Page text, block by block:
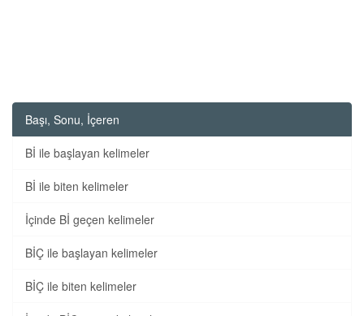
Başı, Sonu, İçeren
Bİ ile başlayan kelimeler
Bİ ile biten kelimeler
İçinde Bİ geçen kelimeler
BİÇ ile başlayan kelimeler
BİÇ ile biten kelimeler